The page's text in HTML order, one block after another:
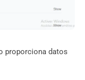
proporciona datos